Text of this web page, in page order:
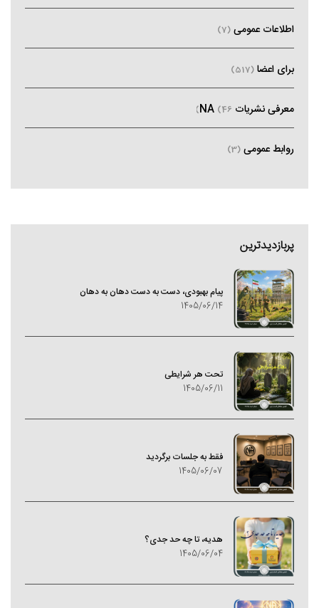
اطلاعات عمومی (7)
برای اعضا (517)
معرفی نشریات NA (46)
روابط عمومی (3)
پربازدیدترین
پیام بهبودی، دست به دست دهان به دهان
1405/06/14
تحت هر شرایطی
1405/06/11
فقط به جلسات برگردید
1405/06/07
هدیه، تا چه حد جدی؟
1405/06/04